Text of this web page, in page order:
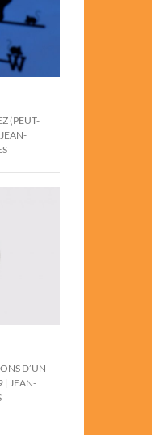
(PEUT-
JEAN-
D’UN
JEAN-